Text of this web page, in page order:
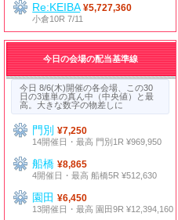
Re:KEIBA ¥5,727,360
小倉10R 7/11
今日の会場の配当基準線
今日 8/6(木)開催の各会場、この30
日の3連単の真ん中（中央値）と最
高。大きな数字の物差しに
門別¥7,250
14開催日・最高 門別1R ¥969,950
船橋¥8,865
4開催日・最高 船橋5R ¥512,630
園田¥6,450
13開催日・最高 園田9R ¥12,394,160